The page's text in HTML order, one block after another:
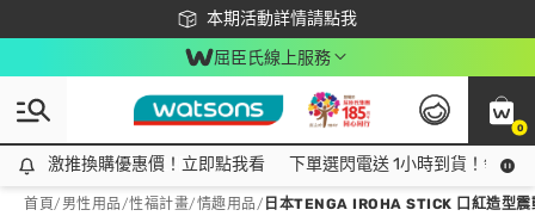
本期活動詳情請點我
下載app最高回饋$350
屈臣氏線上服務
0
激推換購優惠價！立即點我看
激推換購優惠價！立即點我看 下單選閃電送 1小時到貨！領神
首頁/ 男性用品/性福計畫/情趣用品/ 日本TENGA IROHA STICK 口紅造型